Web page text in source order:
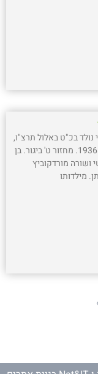
נולד בכ"ט באלול תרצ"ו,
16 לספטמבר 1936. מחזור ט' ביגור. בן
ושורה מורדקוביץ
מילדותו